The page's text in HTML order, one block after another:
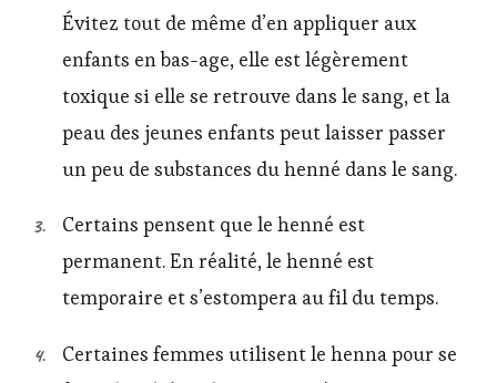
Évitez tout de même d’en appliquer aux
enfants en bas-age, elle est légèrement
toxique si elle se retrouve dans le sang, et la
peau des jeunes enfants peut laisser passer
un peu de substances du henné dans le sang.
Certains pensent que le henné est
permanent. En réalité, le henné est
temporaire et s’estompera au fil du temps.
Certaines femmes utilisent le henna pour se